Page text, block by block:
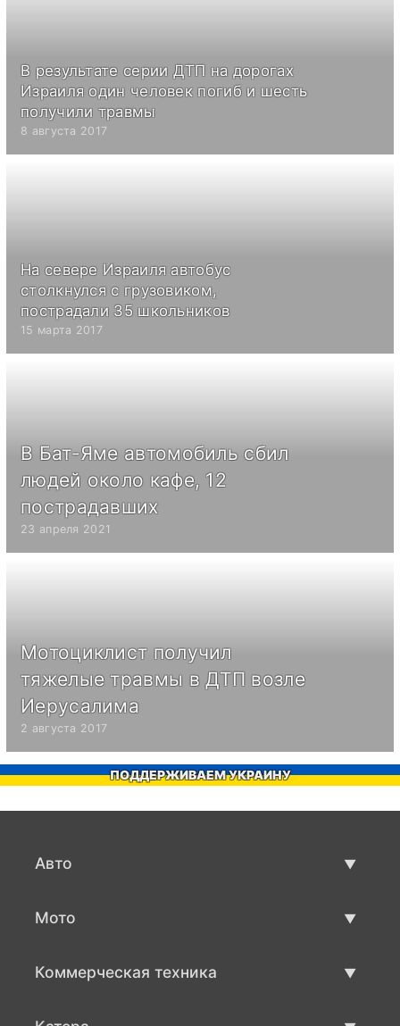
В результате серии ДТП на дорогах
Израиля один человек погиб и шесть
получили травмы
8 августа 2017
На севере Израиля автобус
столкнулся с грузовиком,
пострадали 35 школьников
15 марта 2017
В Бат-Яме автомобиль сбил
людей около кафе, 12
пострадавших
23 апреля 2021
Мотоциклист получил
тяжелые травмы в ДТП возле
Иерусалима
2 августа 2017
ПОДДЕРЖИВАЕМ УКРАИНУ
Авто
Мото
Коммерческая техника